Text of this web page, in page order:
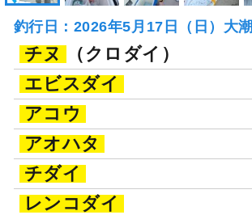
釣行日：2026年5月17日（日）大潮
チヌ
（クロダイ）
エビスダイ
アコウ
アオハタ
チダイ
レンコダイ